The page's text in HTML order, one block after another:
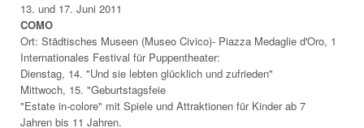
13. und 17. Juni 2011
COMO
Ort: Städtisches Museen (Museo Civico)- Piazza Medaglie d'Oro, 1
Internationales Festival für Puppentheater:
Dienstag, 14. "Und sie lebten glücklich und zufrieden"
Mittwoch, 15. "Geburtstagsfeie
"Estate in-colore" mit Spiele und Attraktionen für Kinder ab 7
Jahren bis 11 Jahren.